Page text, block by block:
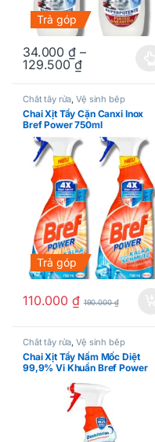
Trả góp
34.000₫–
129.500₫
Sản phẩm này có nhiều
Chất tẩy rửa,Vệ sinh bếp
Chai Xịt Tẩy Cặn Canxi Inox
Bref Power 750ml
Trả góp
110.000 ₫ 190.000₫
Chất tẩy rửa,Vệ sinh bếp
Chai Xịt Tẩy Nấm Mốc Diệt
99,9% Vi Khuẩn Bref Power